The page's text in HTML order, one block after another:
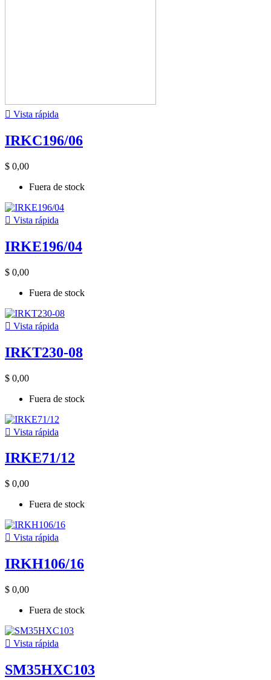
 Vista rápida
IRKC196/06
$ 0,00
Fuera de stock
 Vista rápida
IRKE196/04
$ 0,00
Fuera de stock
 Vista rápida
IRKT230-08
$ 0,00
Fuera de stock
 Vista rápida
IRKE71/12
$ 0,00
Fuera de stock
 Vista rápida
IRKH106/16
$ 0,00
Fuera de stock
 Vista rápida
SM35HXC103